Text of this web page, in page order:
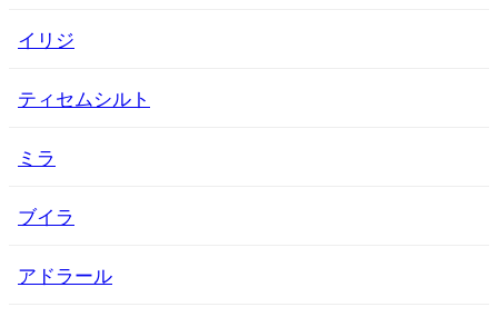
イリジ
ティセムシルト
ミラ
ブイラ
アドラール